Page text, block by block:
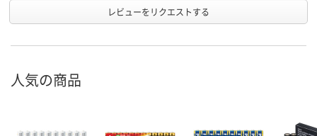
レビューをリクエストする
人気の商品